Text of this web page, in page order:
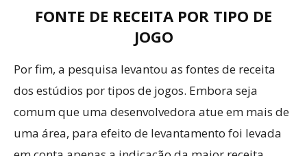
FONTE DE RECEITA POR TIPO DE
JOGO
Por fim, a pesquisa levantou as fontes de receita
dos estúdios por tipos de jogos. Embora seja
comum que uma desenvolvedora atue em mais de
uma área, para efeito de levantamento foi levada